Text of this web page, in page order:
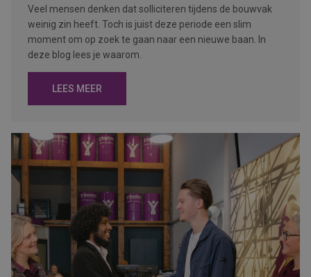
Veel mensen denken dat solliciteren tijdens de bouwvak
weinig zin heeft. Toch is juist deze periode een slim
moment om op zoek te gaan naar een nieuwe baan. In
deze blog lees je waarom.
LEES MEER